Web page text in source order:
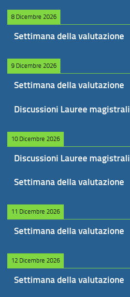
8 Dicembre 2026
Settimana della valutazione
9 Dicembre 2026
Settimana della valutazione
Discussioni Lauree magistrali
10 Dicembre 2026
Discussioni Lauree magistrali
Settimana della valutazione
11 Dicembre 2026
Settimana della valutazione
12 Dicembre 2026
Settimana della valutazione